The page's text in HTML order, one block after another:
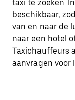
taxi te zoeken.
beschikbaar,
van en naar de
naar een hotel
Taxichauffeurs
aanvragen voor